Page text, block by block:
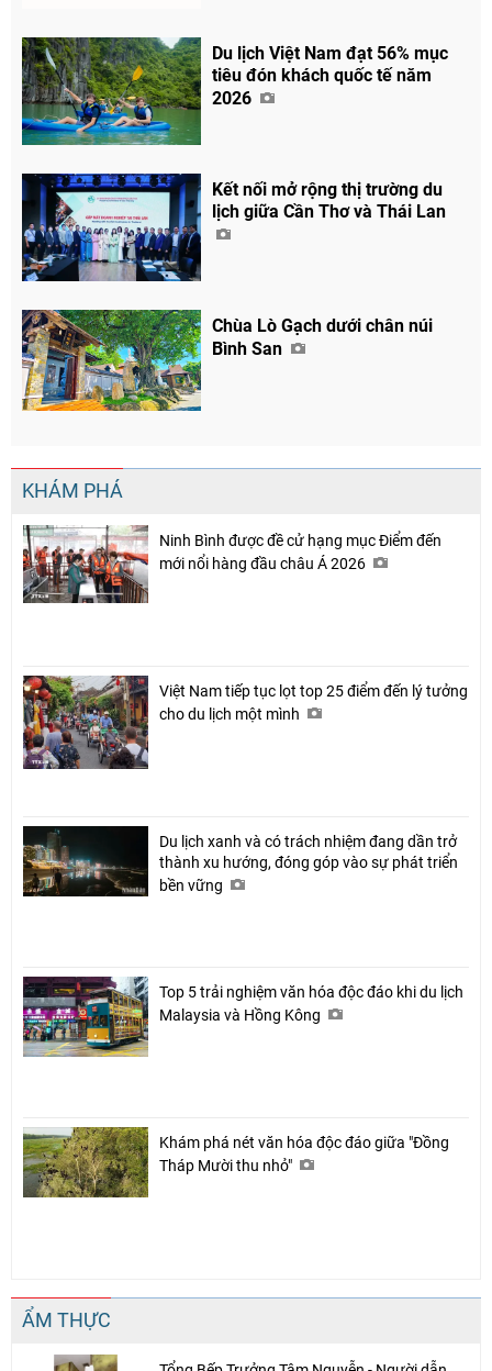
Du lịch Việt Nam đạt 56% mục
tiêu đón khách quốc tế năm
2026
Kết nối mở rộng thị trường du
lịch giữa Cần Thơ và Thái Lan
Chùa Lò Gạch dưới chân núi
Bình San
KHÁM PHÁ
Ninh Bình được đề cử hạng mục Điểm đến
mới nổi hàng đầu châu Á 2026
Việt Nam tiếp tục lọt top 25 điểm đến lý tưởng
cho du lịch một mình
Du lịch xanh và có trách nhiệm đang dần trở
thành xu hướng, đóng góp vào sự phát triển
bền vững
Top 5 trải nghiệm văn hóa độc đáo khi du lịch
Malaysia và Hồng Kông
Khám phá nét văn hóa độc đáo giữa "Đồng
Tháp Mười thu nhỏ"
ẨM THỰC